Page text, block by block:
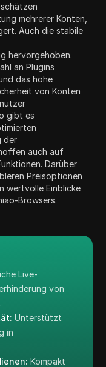
mehrerer Konten,
Auch die stabile
hervorgehoben.
an Plugins
das hohe
von Konten
gibt es
der
auch auf
Darüber
Preisoptionen
wertvolle Einblicke
Browsers.
Live-
von
Unterstützt
in
Kompakt